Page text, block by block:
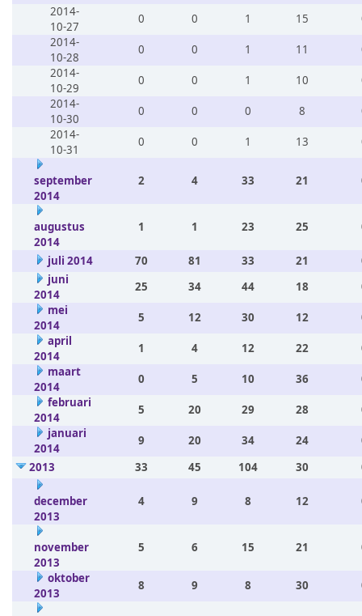
2014-
10-27
0 0 1 15
2014-
10-28
0 0 1 11
2014-
10-29
0 0 1 10
2014-
10-30
0 0 0 8
2014-
10-31
0 0 1 13
september
2014
2 4 33 21
augustus
2014
1 1 23 25
juli 2014 70 81 33 21
juni
2014
25 34 44 18
mei
2014
5 12 30 12
april
2014
1 4 12 22
maart
2014
0 5 10 36
februari
2014
5 20 29 28
januari
2014
9 20 34 24
2013
33 45 104 30
december
2013
4 9 8 12
november
2013
5 6 15 21
oktober
2013
8 9 8 30